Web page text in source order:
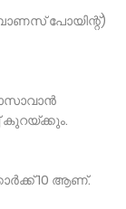
പോയിന്റ്)
കുറയ്ക്കും.
10 ആണ്.